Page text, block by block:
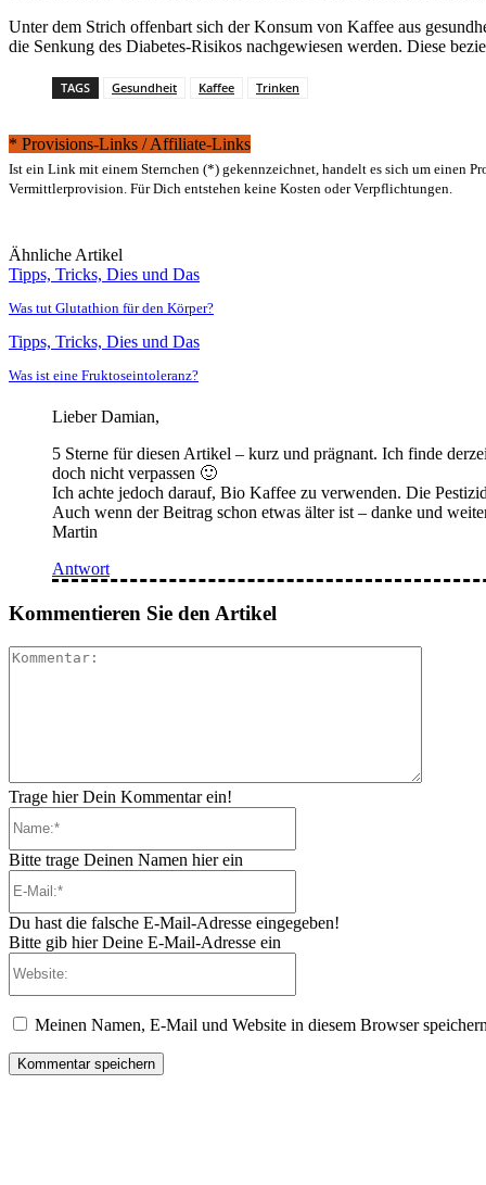
Unter dem Strich offenbart sich der Konsum von Kaffee aus
die Senkung des Diabetes-Risikos nachgewiesen werden. Diese
TAGS Gesundheit Kaffee Trinken
* Provisions-Links / Affiliate-Links
Ist ein Link mit einem Sternchen (*) gekennzeichnet, handelt es sich um einen
Vermittlerprovision. Für Dich entstehen keine Kosten oder Verpflichtungen.
Ähnliche Artikel
Tipps, Tricks, Dies und Das
Was tut Glutathion für den Körper?
Tipps, Tricks, Dies und Das
Was ist eine Fruktoseintoleranz?
Lieber Damian,
5 Sterne für diesen Artikel – kurz und prägnant. Ich finde
doch nicht verpassen 🙂
Ich achte jedoch darauf, Bio Kaffee zu verwenden. Die
Auch wenn der Beitrag schon etwas älter ist – danke und
Martin
Antwort
Kommentieren Sie den Artikel
Trage hier Dein Kommentar ein!
Bitte trage Deinen Namen hier ein
Du hast die falsche E-Mail-Adresse eingegeben!
Bitte gib hier Deine E-Mail-Adresse ein
Meinen Namen, E-Mail und Website in diesem Browser